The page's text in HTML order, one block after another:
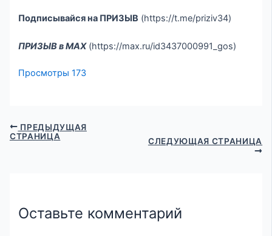
Подписывайся на ПРИЗЫВ (https://t.me/priziv34)
ПРИЗЫВ в МАХ(https://max.ru/id3437000991_gos)
Просмотры 173
ПРЕДЫДУЩАЯ
СТРАНИЦА
СЛЕДУЮЩАЯ СТРАНИЦА
Оставьте комментарий